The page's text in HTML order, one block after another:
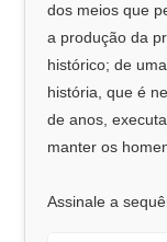
dos meios que
a produção da
histórico; de
história, que é
de anos,
manter os
Assinale a